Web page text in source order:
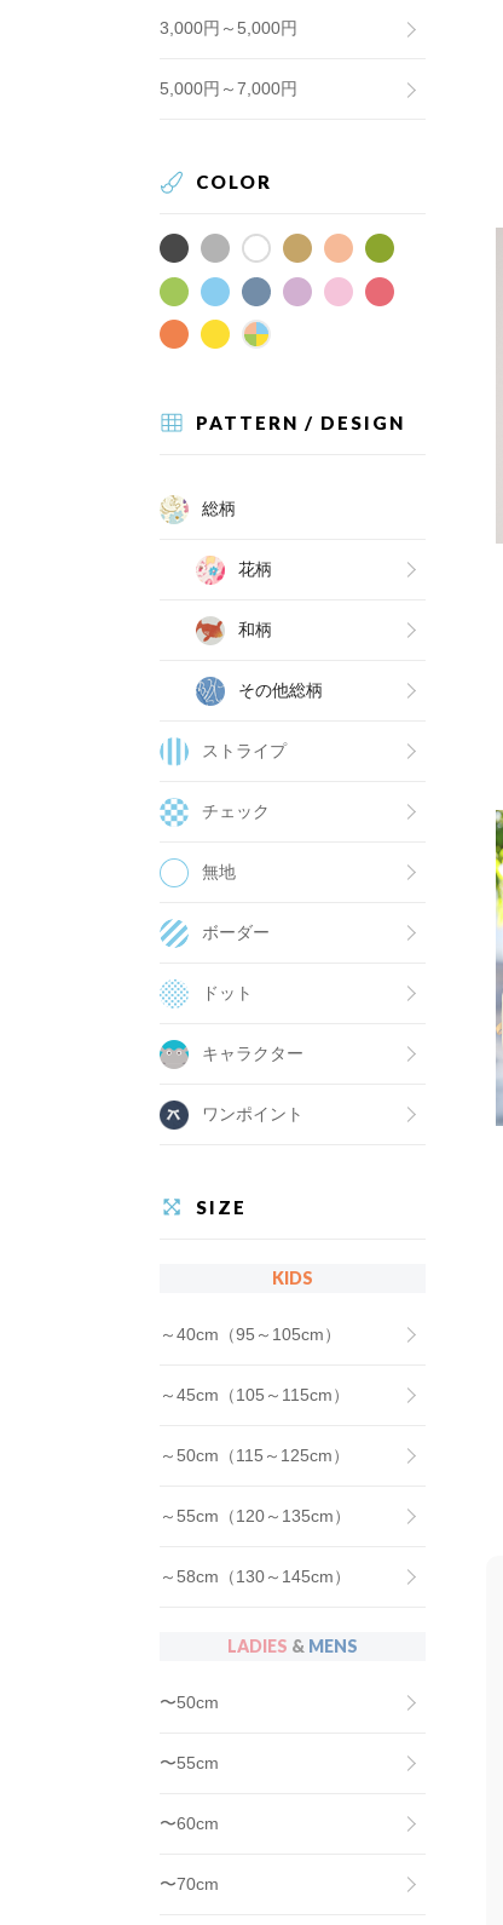
3,000円～5,000円
5,000円～7,000円
COLOR
PATTERN / DESIGN
総柄
花柄
和柄
その他総柄
ストライプ
チェック
無地
ボーダー
ドット
キャラクター
ワンポイント
SIZE
KIDS
～40cm（95～105cm）
～45cm（105～115cm）
～50cm（115～125cm）
～55cm（120～135cm）
～58cm（130～145cm）
LADIES & MENS
〜50cm
〜55cm
〜60cm
〜70cm